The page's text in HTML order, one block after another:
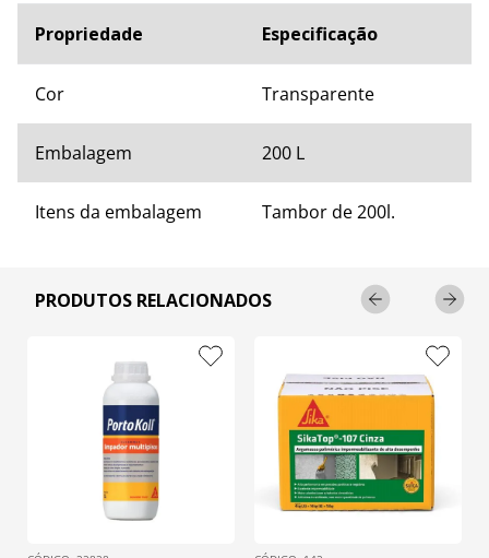
Propriedade Especificação
Cor Transparente
Embalagem 200 L
Itens da embalagem Tambor de 200l.
PRODUTOS RELACIONADOS